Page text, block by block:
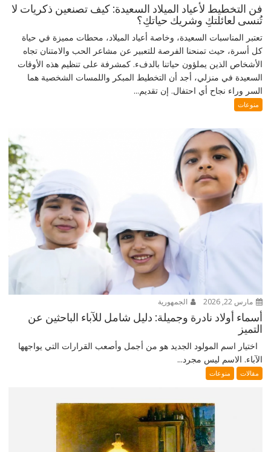
فن التخطيط لأعياد الميلاد السعيدة: كيف تصنعين ذكريات لا
تُنسى لعائلتكِ وشريك حياتكِ؟
تعتبر المناسبات السعيدة، وخاصة أعياد الميلاد، محطات مميزة في حياة
كل أسرة، حيث تمنحنا الفرصة للتعبير عن مشاعر الحب والامتنان تجاه
الأشخاص الذين يملؤون حياتنا بالدفء. كمشرفة على تنظيم هذه الأوقات
السعيدة في منزلي، أجد أن التخطيط المبكر واللمسات الشخصية هما
السر وراء نجاح أي احتفال. إن تقديم...
منوعات
مارس 22, 2026 الجمهورية
أسماء أولاد نادرة وجميلة: دليل شامل للآباء الباحثين عن
التميز
اختيار اسم المولود الجديد هو من أجمل وأصعب القرارات التي يواجهها
الآباء. الاسم ليس مجرد...
مقالات منوعات